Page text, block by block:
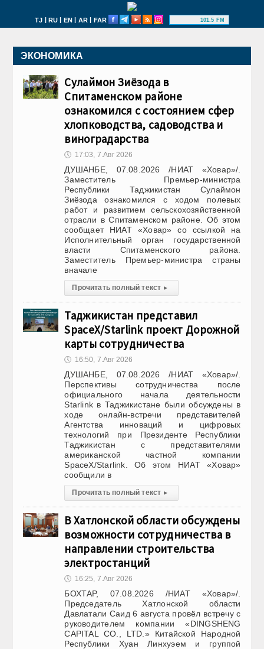
TJ | RU | EN | AR | FAR 101.5 FM
состоянием сфер хлопководства, садоводства и
виноградарства
Таджикистан представил SpaceX/Starlink проект Дорожной
карты сотрудничества
В Хатлонской области обсуждены возможности сотрудничества
в направлении строительства электростанций
Специалистам профильных ведомств разъяснили современные
тенденции цифровых технологий
14 августа состоится Республиканский конкурс «Топ-35
надёжных партнёров года»
В региональном таможенном управлении по Горному
Бадахшану обсуждена реализация государственной стратегии
противодействия коррупции
ЭКОНОМИКА
Сулаймон Зиёзода в
Спитаменском районе
ознакомился с состоянием сфер
хлопководства, садоводства и
виноградарства
🕔 17:03, 7.Авг 2026
ДУШАНБЕ, 07.08.2026 /НИАТ «Ховар»/.
Заместитель Премьер-министра
Республики Таджикистан Сулаймон
Зиёзода ознакомился с ходом полевых
работ и развитием сельскохозяйственной
отрасли в Спитаменском районе. Об этом
сообщает НИАТ «Ховар» со ссылкой на
Исполнительный орган государственной
власти Спитаменского района.
Заместитель Премьер-министра страны
вначале
Прочитать полный текст ▸
Таджикистан представил
SpaceX/Starlink проект Дорожной
карты сотрудничества
🕔 16:50, 7.Авг 2026
ДУШАНБЕ, 07.08.2026 /НИАТ «Ховар»/.
Перспективы сотрудничества после
официального начала деятельности
Starlink в Таджикистане были обсуждены в
ходе онлайн-встречи представителей
Агентства инноваций и цифровых
технологий при Президенте Республики
Таджикистан с представителями
американской частной компании
SpaceX/Starlink. Об этом НИАТ «Ховар»
сообщили в
Прочитать полный текст ▸
В Хатлонской области обсуждены
возможности сотрудничества в
направлении строительства
электростанций
🕔 16:25, 7.Авг 2026
БОХТАР, 07.08.2026 /НИАТ «Ховар»/.
Председатель Хатлонской области
Давлатали Саид 6 августа провёл встречу с
руководителем компании «DINGSHENG
CAPITAL CO., LTD.» Китайской Народной
Республики Хуан Линхуэем и группой